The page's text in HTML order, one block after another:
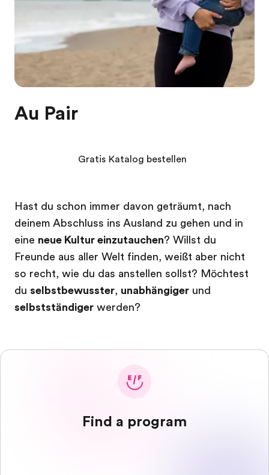
Teil des Teams werden
Au Pair
Hast du schon immer davon geträumt, nach
deinem Abschluss ins Ausland zu gehen und in
eine neue Kultur einzutauchen? Willst du
Freunde aus aller Welt finden, weißt aber nicht
so recht, wie du das anstellen sollst? Möchtest
du selbstbewusster, unabhängiger und
selbstständiger werden?
Gratis Katalog bestellen
Find a program